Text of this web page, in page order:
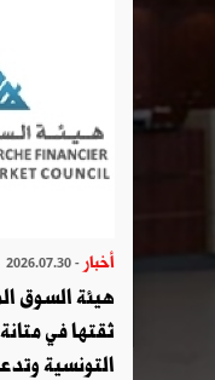
أخبار - 2026.07.30
هيئة السوق
ثقتها في
التونسية